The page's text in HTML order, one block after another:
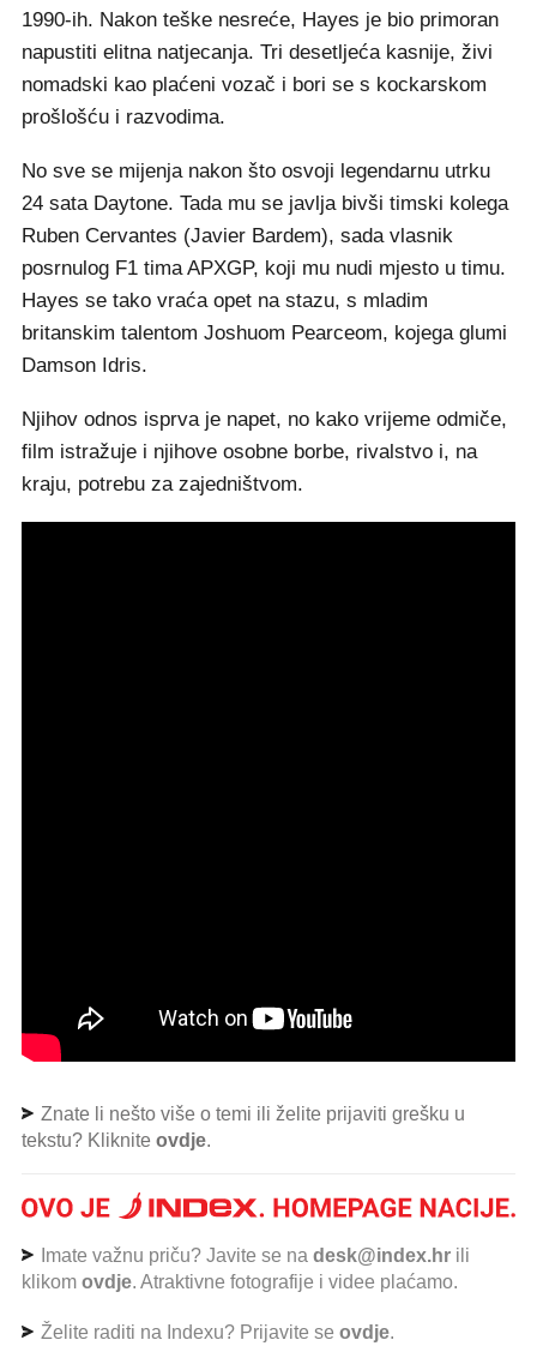
1990-ih. Nakon teške nesreće, Hayes je bio primoran
napustiti elitna natjecanja. Tri desetljeća kasnije, živi
nomadski kao plaćeni vozač i bori se s kockarskom
prošlošću i razvodima.
No sve se mijenja nakon što osvoji legendarnu utrku
24 sata Daytone. Tada mu se javlja bivši timski kolega
Ruben Cervantes (Javier Bardem), sada vlasnik
posrnulog F1 tima APXGP, koji mu nudi mjesto u timu.
Hayes se tako vraća opet na stazu, s mladim
britanskim talentom Joshuom Pearceom, kojega glumi
Damson Idris.
Njihov odnos isprva je napet, no kako vrijeme odmiče,
film istražuje i njihove osobne borbe, rivalstvo i, na
kraju, potrebu za zajedništvom.
Znate li nešto više o temi ili želite prijaviti grešku u
tekstu? Kliknite ovdje.
Imate važnu priču? Javite se na desk@index.hr ili
klikom ovdje. Atraktivne fotografije i videe plaćamo.
Želite raditi na Indexu? Prijavite se ovdje.